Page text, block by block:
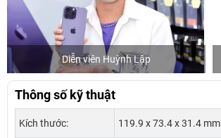
Diễn viên Huỳnh Lập
Thông số kỹ thuật
Kích thước: 119.9 x 73.4 x 31.4 mm